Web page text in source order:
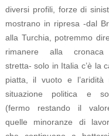
diversi profili, forze di
mostrano in ripresa -dal
alla Turchia, potremmo
rimanere alla
stretta- solo in Italia c’è la
piatta, il vuoto e l’aridità
situazione politica e
(fermo restando il
quelle minoranze di